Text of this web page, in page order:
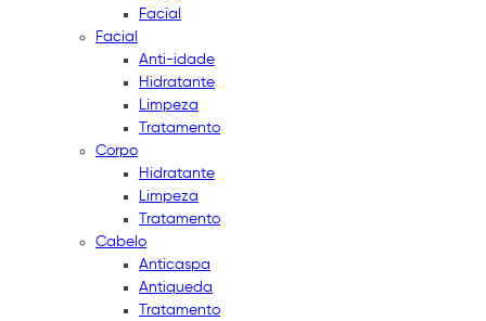
Facial
Facial
Anti-idade
Hidratante
Limpeza
Tratamento
Corpo
Hidratante
Limpeza
Tratamento
Cabelo
Anticaspa
Antiqueda
Tratamento